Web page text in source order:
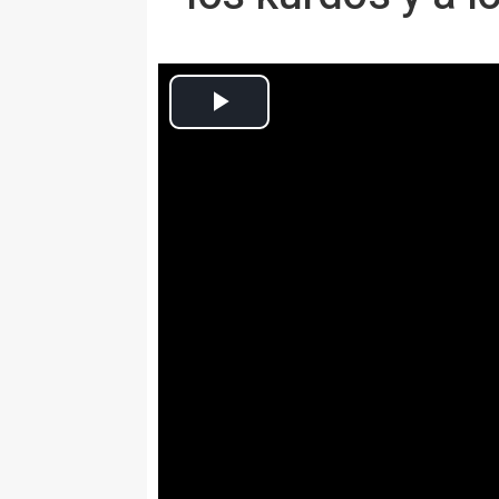
Europa Press Nacional
Actualizado: miércoles, 27 enero 2016 15:16